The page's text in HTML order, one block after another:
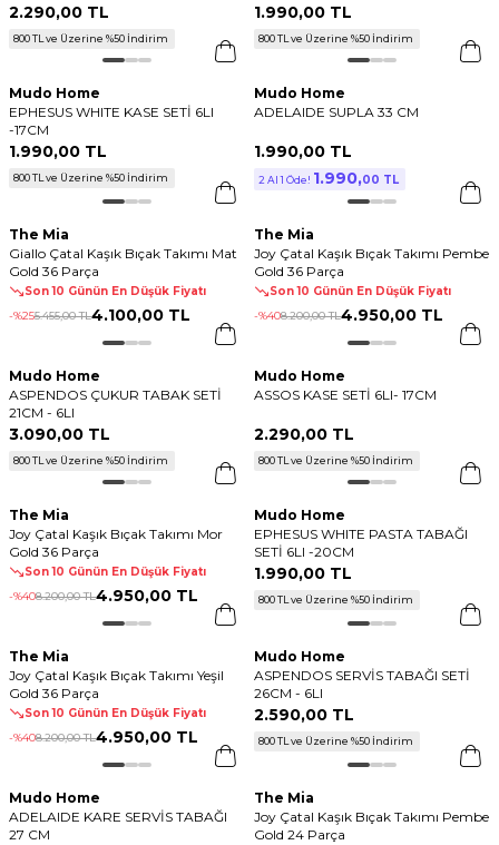
2.290,00 TL
800 TL ve Üzerine %50 İndirim
1.990,00 TL
800 TL ve Üzerine %50 İndirim
Mudo Home
EPHESUS WHITE KASE SETİ 6LI
-17CM
1.990,00 TL
800 TL ve Üzerine %50 İndirim
Mudo Home
ADELAIDE SUPLA 33 CM
1.990,00 TL
2 Al 1 Öde! 1.990,00 TL
The Mia
Giallo Çatal Kaşık Bıçak Takımı Mat
Gold 36 Parça
Son 10 Günün En Düşük Fiyatı
-%255.455,00 TL4.100,00 TL
The Mia
Joy Çatal Kaşık Bıçak Takımı Pembe
Gold 36 Parça
Son 10 Günün En Düşük Fiyatı
-%408.200,00 TL4.950,00 TL
Mudo Home
ASPENDOS ÇUKUR TABAK SETİ
21CM - 6LI
3.090,00 TL
800 TL ve Üzerine %50 İndirim
Mudo Home
ASSOS KASE SETİ 6LI- 17CM
2.290,00 TL
800 TL ve Üzerine %50 İndirim
The Mia
Joy Çatal Kaşık Bıçak Takımı Mor
Gold 36 Parça
Son 10 Günün En Düşük Fiyatı
-%408.200,00 TL4.950,00 TL
Mudo Home
EPHESUS WHITE PASTA TABAĞI
SETİ 6LI -20CM
1.990,00 TL
800 TL ve Üzerine %50 İndirim
The Mia
Joy Çatal Kaşık Bıçak Takımı Yeşil
Gold 36 Parça
Son 10 Günün En Düşük Fiyatı
-%408.200,00 TL4.950,00 TL
Mudo Home
ASPENDOS SERVİS TABAĞI SETİ
26CM - 6LI
2.590,00 TL
800 TL ve Üzerine %50 İndirim
Mudo Home
ADELAIDE KARE SERVİS TABAĞI
27 CM
The Mia
Joy Çatal Kaşık Bıçak Takımı Pembe
Gold 24 Parça